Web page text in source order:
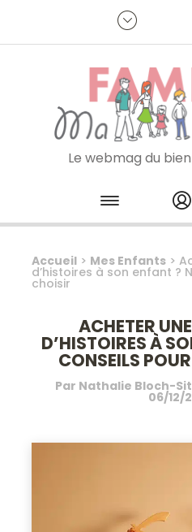
Je m'inscris à
Le webmag du
Skip to
Accueil > Mes Enfants >
d’histoires à son enfant ?
choisir
ACHETER
D’HISTOIRES À
CONSEILS
Par Nathalie Bloch-
06/12/
Panneau de gestion des cookies